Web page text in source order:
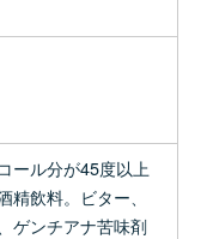
ール分が45度以上
飲料。ビター、
ゲンチアナ苦味剤